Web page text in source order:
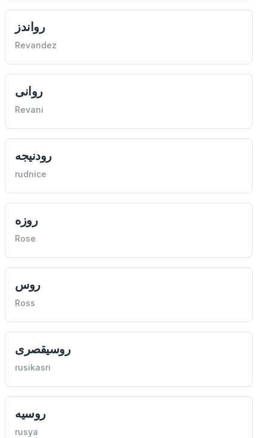
رواندز
Revandez
روانی
Revani
رودنيجه
rudnice
روزه
Rose
روس
Ross
روسيقصری
rusikasri
روسيه
rusya